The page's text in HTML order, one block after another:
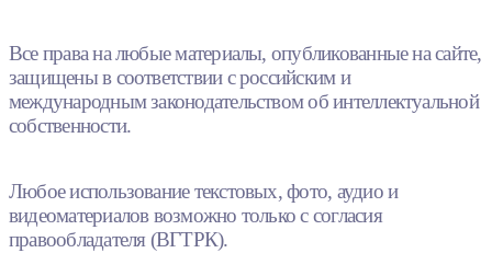
Все права на любые материалы, опубликованные на сайте,
защищены в соответствии с российским и
международным законодательством об интеллектуальной
собственности.
Любое использование текстовых, фото, аудио и
видеоматериалов возможно только с согласия
правообладателя (ВГТРК).